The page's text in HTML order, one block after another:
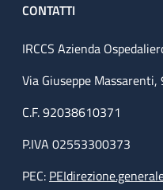
CONTATTI
IRCCS Azienda
Via Giuseppe
C.F. 92038610371
P.IVA 02553300373
PEC: